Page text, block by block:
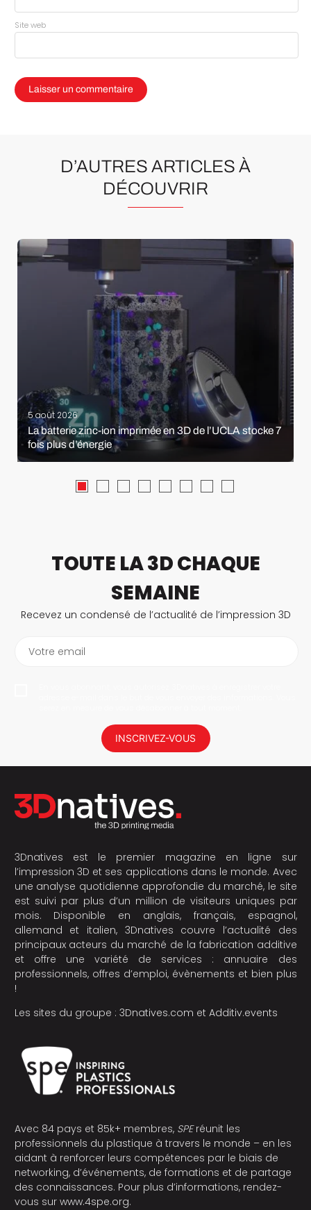
Site web
D’AUTRES ARTICLES À
DÉCOUVRIR
5 août 2026
La batterie zinc-ion imprimée en 3D de l’UCLA stocke 7
fois plus d’énergie
TOUTE LA 3D CHAQUE
SEMAINE
Recevez un condensé de l’actualité de l’impression 3D
Votre email
INSCRIVEZ-VOUS
3Dnatives est le premier magazine en ligne sur
l’impression 3D et ses applications dans le monde. Avec
une analyse quotidienne approfondie du marché, le site
est suivi par plus d’un million de visiteurs uniques par
mois. Disponible en anglais, français, espagnol,
allemand et italien, 3Dnatives couvre l’actualité des
principaux acteurs du marché de la fabrication additive
et offre une variété de services : annuaire des
professionnels, offres d’emploi, évènements et bien plus
!
Les sites du groupe : 3Dnatives.com et Additiv.events
Avec 84 pays et 85k+ membres, SPEréunit les
professionnels du plastique à travers le monde – en les
aidant à renforcer leurs compétences par le biais de
networking, d’événements, de formations et de partage
des connaissances. Pour plus d’informations, rendez-
vous sur www.4spe.org.